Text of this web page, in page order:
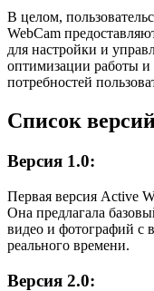
В целом,
WebCam
для настройки и
оптимизации работы и
потребностей
Список
Версия 1.0:
Первая версия Active
Она предлагала
видео и фотографий с
реального времени.
Версия 2.0: